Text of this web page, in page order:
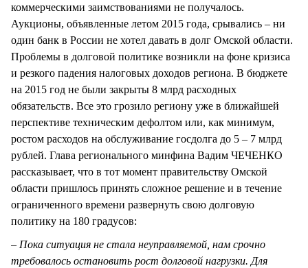
коммерческими заимствованиями не получалось.
Аукционы, объявленные летом 2015 года, срывались – ни
один банк в России не хотел давать в долг Омской области.
Проблемы в долговой политике возникли на фоне кризиса
и резкого падения налоговых доходов региона. В бюджете
на 2015 год не были закрыты 8 млрд расходных
обязательств. Все это грозило региону уже в ближайшей
перспективе техническим дефолтом или, как минимум,
ростом расходов на обслуживание госдолга до 5 – 7 млрд
рублей. Глава регионального минфина Вадим ЧЕЧЕНКО
рассказывает, что в тот момент правительству Омской
области пришлось принять сложное решение и в течение
ограниченного времени развернуть свою долговую
политику на 180 градусов:
– Пока ситуация не стала неуправляемой, нам срочно
требовалось остановить рост долговой нагрузки. Для